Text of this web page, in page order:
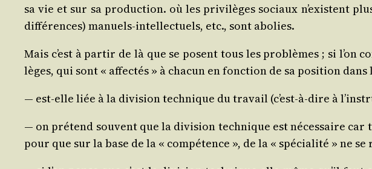
sa vie et sur sa pro­duc­tion. où les pri­vi­lèges sociaux n’existent
dif­fé­rences) manuels-intel­lec­tuels, etc., sont abolies.
Mais c’est à par­tir de là que se posent tous les pro­blèmes ; si
lèges, qui sont « affec­tés » à cha­cun en fonc­tion de sa posi­tion
— est-elle liée à la divi­sion tech­nique du tra­vail (c’est-à-dire à
— on pré­tend sou­vent que la divi­sion tech­nique est néces­saire car
pour que sur la base de la « com­pé­tence », de la « spé­cia­li­té » ne